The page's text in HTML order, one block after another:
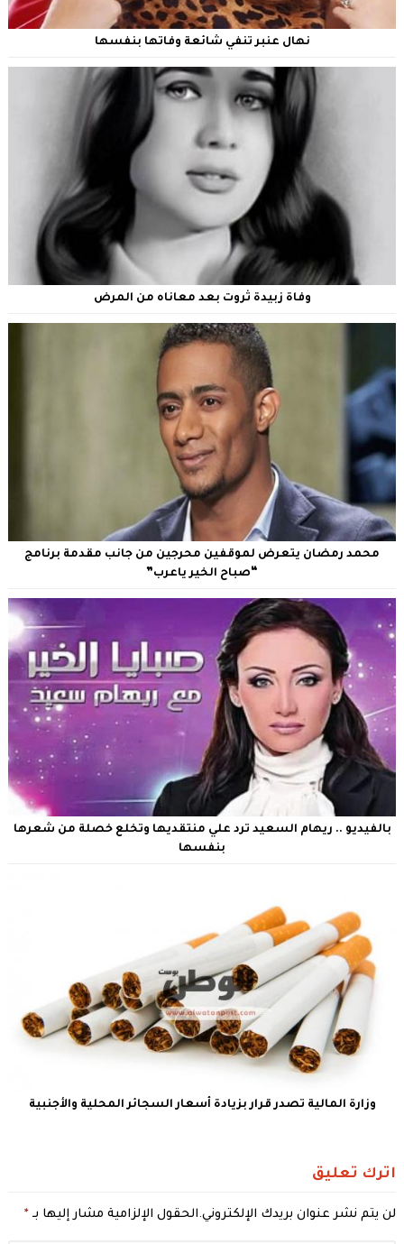
نهال عنبر تنفي شائعة وفاتها بنفسها
وفاة زبيدة ثروت بعد معاناه من المرض
محمد رمضان يتعرض لموقفين محرجين من جانب مقدمة برنامج
“صباح الخير ياعرب”
بالفيديو .. ريهام السعيد ترد علي منتقديها وتخلع خصلة من شعرها
بنفسها
وزارة المالية تصدر قرار بزيادة أسعار السجائر المحلية والأجنبية
اترك تعليق
لن يتم نشر عنوان بريدك الإلكتروني.الحقول الإلزامية مشار إليها بـ *